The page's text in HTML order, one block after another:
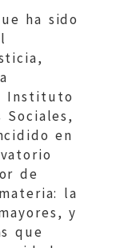
ha sido
Instituto
Sociales,
en
de
la
y
que